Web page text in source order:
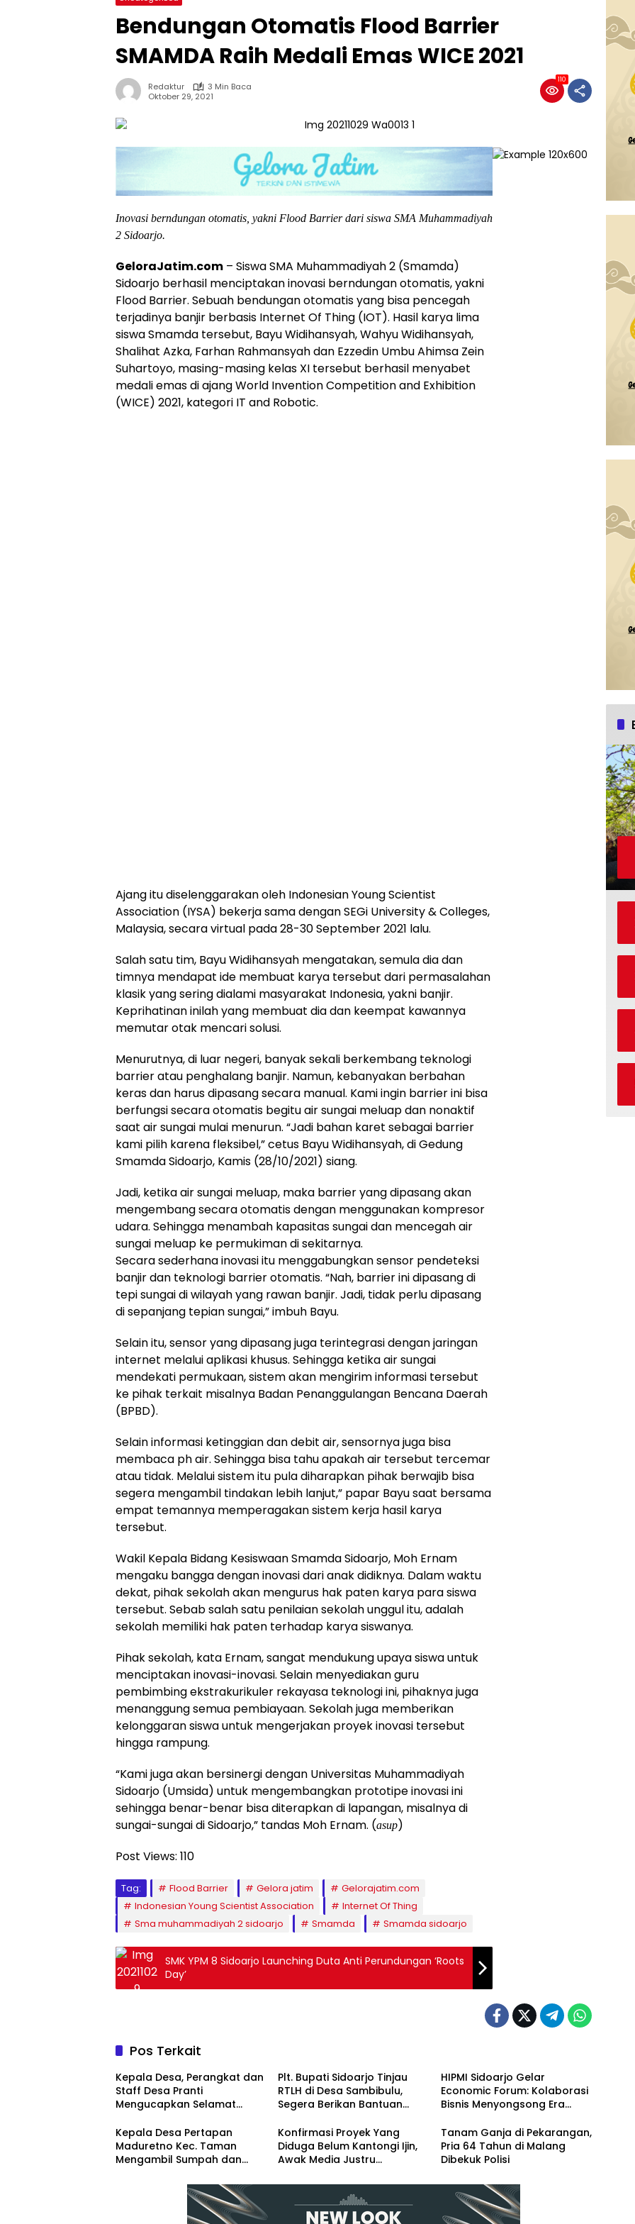
Bendungan Otomatis Flood Barrier
SMAMDA Raih Medali Emas WICE 2021
Redaktur
3 Min Baca
Oktober 29, 2021
110
Inovasi berndungan otomatis, yakni Flood Barrier dari siswa SMA Muhammadiyah
2 Sidoarjo.
GeloraJatim.com – Siswa SMA Muhammadiyah 2 (Smamda)
Sidoarjo berhasil menciptakan inovasi berndungan otomatis, yakni
Flood Barrier. Sebuah bendungan otomatis yang bisa pencegah
terjadinya banjir berbasis Internet Of Thing (IOT). Hasil karya lima
siswa Smamda tersebut, Bayu Widihansyah, Wahyu Widihansyah,
Shalihat Azka, Farhan Rahmansyah dan Ezzedin Umbu Ahimsa Zein
Suhartoyo, masing-masing kelas XI tersebut berhasil menyabet
medali emas di ajang World Invention Competition and Exhibition
(WICE) 2021, kategori IT and Robotic.
Ajang itu diselenggarakan oleh Indonesian Young Scientist
Association (IYSA) bekerja sama dengan SEGi University & Colleges,
Malaysia, secara virtual pada 28-30 September 2021 lalu.
Salah satu tim, Bayu Widihansyah mengatakan, semula dia dan
timnya mendapat ide membuat karya tersebut dari permasalahan
klasik yang sering dialami masyarakat Indonesia, yakni banjir.
Keprihatinan inilah yang membuat dia dan keempat kawannya
memutar otak mencari solusi.
Menurutnya, di luar negeri, banyak sekali berkembang teknologi
barrier atau penghalang banjir. Namun, kebanyakan berbahan
keras dan harus dipasang secara manual. Kami ingin barrier ini bisa
berfungsi secara otomatis begitu air sungai meluap dan nonaktif
saat air sungai mulai menurun. “Jadi bahan karet sebagai barrier
kami pilih karena fleksibel,” cetus Bayu Widihansyah, di Gedung
Smamda Sidoarjo, Kamis (28/10/2021) siang.
Jadi, ketika air sungai meluap, maka barrier yang dipasang akan
mengembang secara otomatis dengan menggunakan kompresor
udara. Sehingga menambah kapasitas sungai dan mencegah air
sungai meluap ke permukiman di sekitarnya.
Secara sederhana inovasi itu menggabungkan sensor pendeteksi
banjir dan teknologi barrier otomatis. “Nah, barrier ini dipasang di
tepi sungai di wilayah yang rawan banjir. Jadi, tidak perlu dipasang
di sepanjang tepian sungai,” imbuh Bayu.
Selain itu, sensor yang dipasang juga terintegrasi dengan jaringan
internet melalui aplikasi khusus. Sehingga ketika air sungai
mendekati permukaan, sistem akan mengirim informasi tersebut
ke pihak terkait misalnya Badan Penanggulangan Bencana Daerah
(BPBD).
Selain informasi ketinggian dan debit air, sensornya juga bisa
membaca ph air. Sehingga bisa tahu apakah air tersebut tercemar
atau tidak. Melalui sistem itu pula diharapkan pihak berwajib bisa
segera mengambil tindakan lebih lanjut,” papar Bayu saat bersama
empat temannya memperagakan sistem kerja hasil karya
tersebut.
Wakil Kepala Bidang Kesiswaan Smamda Sidoarjo, Moh Ernam
mengaku bangga dengan inovasi dari anak didiknya. Dalam waktu
dekat, pihak sekolah akan mengurus hak paten karya para siswa
tersebut. Sebab salah satu penilaian sekolah unggul itu, adalah
sekolah memiliki hak paten terhadap karya siswanya.
Pihak sekolah, kata Ernam, sangat mendukung upaya siswa untuk
menciptakan inovasi-inovasi. Selain menyediakan guru
pembimbing ekstrakurikuler rekayasa teknologi ini, pihaknya juga
menanggung semua pembiayaan. Sekolah juga memberikan
kelonggaran siswa untuk mengerjakan proyek inovasi tersebut
hingga rampung.
“Kami juga akan bersinergi dengan Universitas Muhammadiyah
Sidoarjo (Umsida) untuk mengembangkan prototipe inovasi ini
sehingga benar-benar bisa diterapkan di lapangan, misalnya di
sungai-sungai di Sidoarjo,” tandas Moh Ernam. (asup)
Post Views: 110
Tag: Flood Barrier Gelora jatim
Gelorajatim.com
Indonesian Young Scientist Association
Internet Of Thing
Sma muhammadiyah 2 sidoarjo
Smamda Smamda sidoarjo
SMK YPM 8 Sidoarjo Launching Duta Anti Perundungan ‘Roots
Day’
Pos Terkait
Kepala Desa, Perangkat dan
Staff Desa Pranti
Mengucapkan Selamat
2025
Plt. Bupati Sidoarjo Tinjau
RTLH di Desa Sambibulu,
Segera Berikan Bantuan
HIPMI Sidoarjo Gelar
Economic Forum: Kolaborasi
Bisnis Menyongsong Era
Kepala Desa Pertapan
Maduretno Kec. Taman
Mengambil Sumpah dan
Konfirmasi Proyek Yang
Diduga Belum Kantongi Ijin,
Awak Media Justru
Pembangunan
Tanam Ganja di Pekarangan,
Pria 64 Tahun di Malang
Dibekuk Polisi